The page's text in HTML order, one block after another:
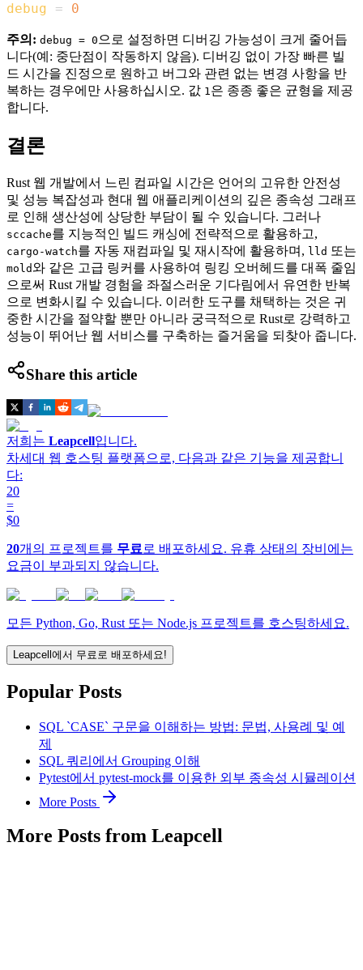
debug
= 0
주의: debug = 0으로 설정하면 디버깅 가능성이 크게 줄어듭
니다(예: 중단점이 작동하지 않음). 디버깅 없이 가장 빠른 빌
드 시간을 진정으로 원하고 버그와 관련 없는 변경 사항을 반
복하는 경우에만 사용하십시오. 값 1은 종종 좋은 균형을 제공
합니다.
결론
Rust 웹 개발에서 느린 컴파일 시간은 언어의 고유한 안전성
및 성능 복잡성과 현대 웹 애플리케이션의 깊은 종속성 그래프
로 인해 생산성에 상당한 부담이 될 수 있습니다. 그러나
sccache를 지능적인 빌드 캐싱에 전략적으로 활용하고,
cargo-watch를 자동 재컴파일 및 재시작에 활용하며, lld 또는
mold와 같은 고급 링커를 사용하여 링킹 오버헤드를 대폭 줄임
으로써 Rust 개발 경험을 좌절스러운 기다림에서 유연한 반복
으로 변화시킬 수 있습니다. 이러한 도구를 채택하는 것은 귀
중한 시간을 절약할 뿐만 아니라 궁극적으로 Rust로 강력하고
성능이 뛰어난 웹 서비스를 구축하는 즐거움을 되찾아 줍니다.
Share this article
저희는 Leapcell입니다.
차세대 웹 호스팅 플랫폼으로, 다음과 같은 기능을 제공합니
다:
20
=
$0
20개의 프로젝트를 무료 로 배포하세요. 유휴 상태의 장비에는
요금이 부과되지 않습니다.
모든 Python, Go, Rust 또는 Node.js 프로젝트를 호스팅하세요.
Leapcell에서 무료로 배포하세요!
Popular Posts
SQL `CASE` 구문을 이해하는 방법: 문법, 사용례 및 예
제
SQL 쿼리에서 Grouping 이해
Pytest에서 pytest-mock를 이용한 외부 종속성 시뮬레이션
More Posts
More Posts from Leapcell